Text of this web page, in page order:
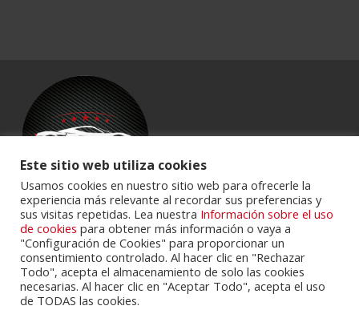
Powered byPortalclub.
Este sitio web utiliza cookies
Usamos cookies en nuestro sitio web para ofrecerle la
experiencia más relevante al recordar sus preferencias y
sus visitas repetidas. Lea nuestra Información sobre el uso
de cookies para obtener más información o vaya a
"Configuración de Cookies" para proporcionar un
consentimiento controlado. Al hacer clic en "Rechazar
Todo", acepta el almacenamiento de solo las cookies
necesarias. Al hacer clic en "Aceptar Todo", acepta el uso
de TODAS las cookies.